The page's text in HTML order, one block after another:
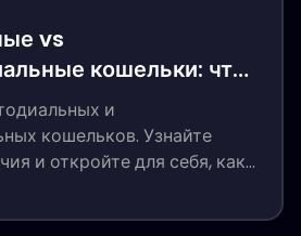
vs
кошельки: что
пользователей
и
кошельков. Узнайте
и откройте для себя, как